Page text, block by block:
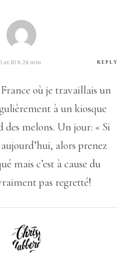
at 10 h 24 min REPLY
où je travaillais un
à un kiosque
des melons. Un jour: « Si
alors prenez
mais c’est à cause du
pas regretté!